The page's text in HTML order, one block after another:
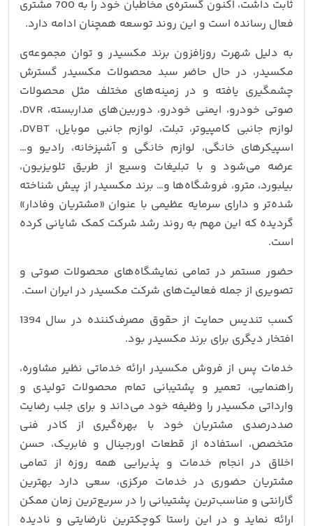
ثابت داشت، اکنون گستره‌ی مخاطبان خود را به 700 مشتری
فعال رسانده است و این روند توسعه همچنان ادامه دارد.
به دلیل شهرت روزافزون برند مکسیدر و توان مجموعه‌ی
مکسیدر، در حال حاضر سبد محصولات مکسیدر گسترش
چشمگیری یافته و در زمینه‌های مختلف مثل محصولات
صوتی خودرو، ایمنی خودرو، دوربین‌های مداربسته، DVR،
لوازم جانبی کامپیوتر، تبلت، لوازم جانبی موبایل، DVBT،
اسپیکرهای خانگی، لوازم خانگی و آشپزخانه، رادیو و…
عرضه می‌شود و با تبلیغات وسیع از طریق تلویزیون،
بیلبورد، مترو، فروشگاه‌ها و… برند مکسیدر از پیش شناخته
شده‌تر و دارای سرمایه عظیمی با عنوان «مشتریان وفادار»
گردیده که این مهم به روند رشد شرکت کمک شایانی کرده
است.
حضور مستمر در تمامی نمایشگاه‌های محصولات صوتی و
تصویری از جمله فعالیت‌های شرکت مکسیدر در ایران است.
کسب تندیس حمایت از حقوق مصرف‌کننده در سال 1394
افتخار دیگری برای برند مکسیدر بود.
خدمات پس از فروش مکسیدر ارائه خدماتی نظیر مشاوره،
راهنمایی، تعمیر و پشتیبانی تمام محصولات تولیدی و
وارداتی مکسیدر را وظیفه خود می‌داند و برای جلب رضایت
صددرصدی مشتریان خود با بهره‌گیری از کادر فنی
متخصص، استفاده از قطعات اورجینال و فابریک، حسن
اخلاق در انجام خدمات و پذیرایی همه روزه از تمامی
مشتریان حضوری در خدمات مرکزی، سعی دارد بهترین
گارانتی و مناسب‌ترین پشتیبانی را در سریع‌ترین زمان ممکن
ارائه نماید و در این راستا کوچکترین نارضایتی و نادیده